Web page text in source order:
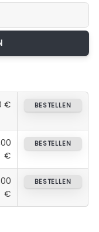
€ BESTELLEN
€
BESTELLEN
€
BESTELLEN